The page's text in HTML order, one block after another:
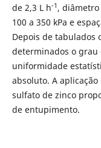
de 2,3 L h-1 ,
100 a 350 kPa e
Depois de tabulados
determinados o
uniformidade
absoluto. A
sulfato de zinco
de entupimento.